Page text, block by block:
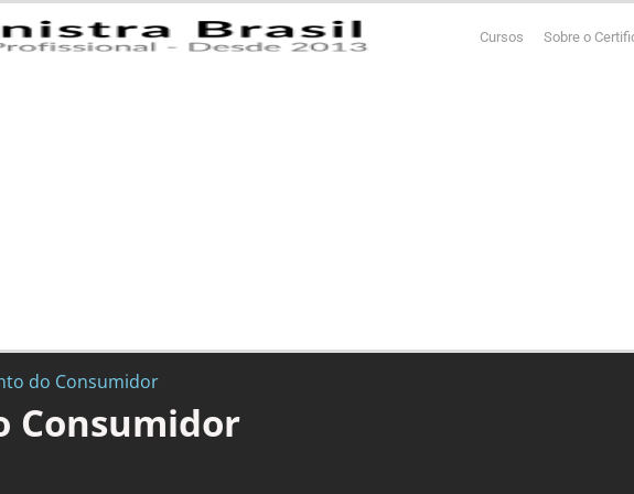
Cursos Sobre o
do Consumidor
Consumidor